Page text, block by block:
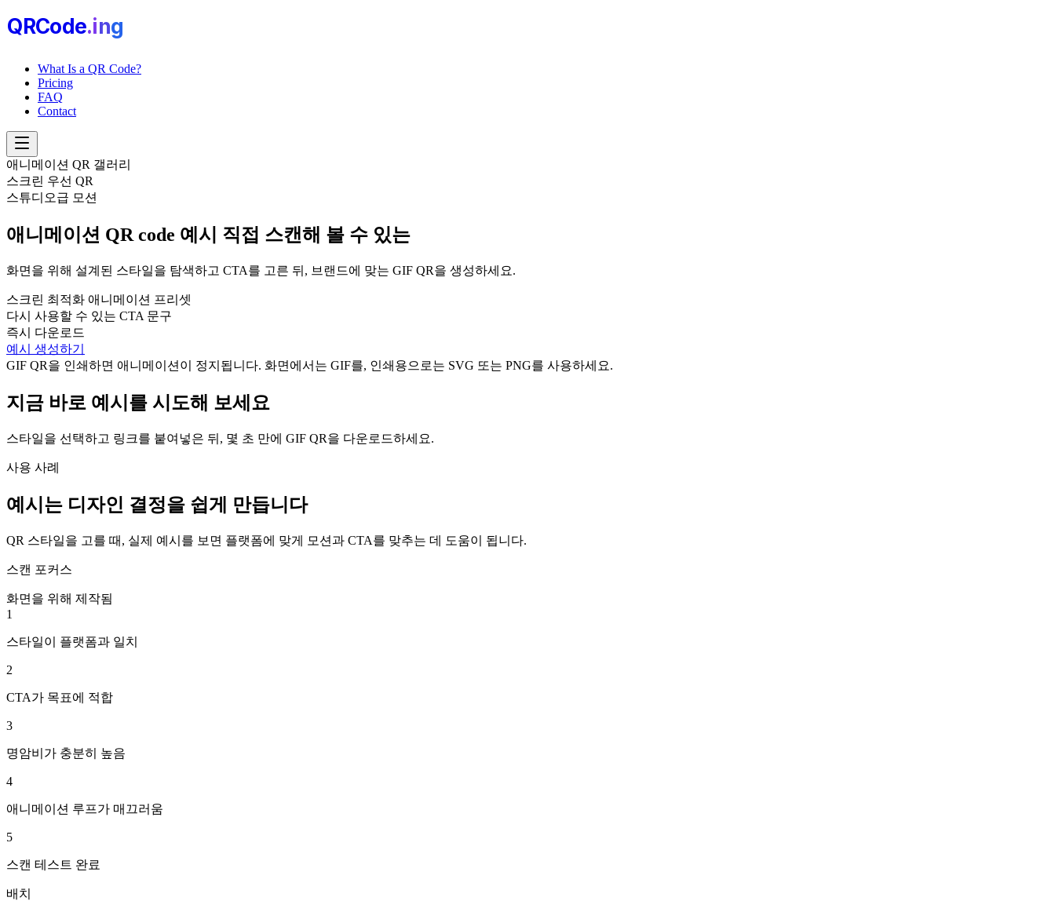
QRCode.ing
What Is a QR Code?
Pricing
FAQ
Contact
애니메이션 QR 갤러리
스크린 우선 QR
스튜디오급 모션
애니메이션 QR code 예시 직접 스캔해 볼 수 있는
화면을 위해 설계된 스타일을 탐색하고 CTA를 고른 뒤, 브랜드에 맞는 GIF QR을 생성하세요.
스크린 최적화 애니메이션 프리셋
다시 사용할 수 있는 CTA 문구
즉시 다운로드
예시 생성하기
GIF QR을 인쇄하면 애니메이션이 정지됩니다. 화면에서는 GIF를, 인쇄용으로는 SVG 또는 PNG를 사용하세요.
지금 바로 예시를 시도해 보세요
스타일을 선택하고 링크를 붙여넣은 뒤, 몇 초 만에 GIF QR을 다운로드하세요.
사용 사례
예시는 디자인 결정을 쉽게 만듭니다
QR 스타일을 고를 때, 실제 예시를 보면 플랫폼에 맞게 모션과 CTA를 맞추는 데 도움이 됩니다.
스캔 포커스
화면을 위해 제작됨
1
스타일이 플랫폼과 일치
2
CTA가 목표에 적합
3
명암비가 충분히 높음
4
애니메이션 루프가 매끄러움
5
스캔 테스트 완료
배치